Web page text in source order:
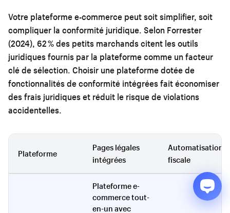
Votre plateforme e-commerce peut soit simplifier, soit
compliquer la conformité juridique. Selon Forrester
(2024), 62 % des petits marchands citent les outils
juridiques fournis par la plateforme comme un facteur
clé de sélection. Choisir une plateforme dotée de
fonctionnalités de conformité intégrées fait économiser
des frais juridiques et réduit le risque de violations
accidentelles.
Plateforme
Pages légales
intégrées
Automatisation
fiscale
Plateforme e-
commerce tout-
en-un avec